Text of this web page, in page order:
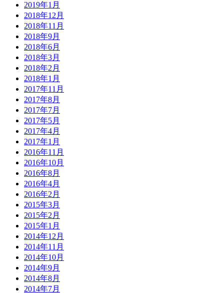
2019年1月
2018年12月
2018年11月
2018年9月
2018年6月
2018年3月
2018年2月
2018年1月
2017年11月
2017年8月
2017年7月
2017年5月
2017年4月
2017年1月
2016年11月
2016年10月
2016年8月
2016年4月
2016年2月
2015年3月
2015年2月
2015年1月
2014年12月
2014年11月
2014年10月
2014年9月
2014年8月
2014年7月